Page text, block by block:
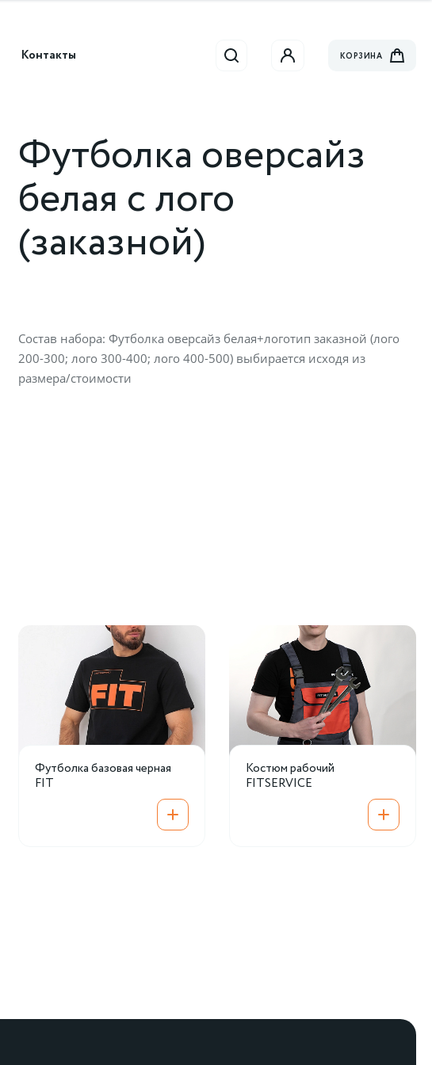
Контакты КОРЗИНА
Футболка оверсайз
белая с лого
(заказной)
Состав набора: Футболка оверсайз белая+логотип заказной (лого
200-300; лого 300-400; лого 400-500) выбирается исходя из
размера/стоимости
Футболка базовая черная
FIT
Костюм рабочий
FITSERVICE